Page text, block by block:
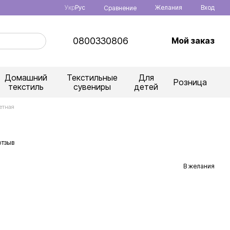
УкрРус Сравнение Желания Вход
0800330806 Мой заказ
Домашний
текстиль
Текстильные
сувениры
Для
детей
Розница
В желания